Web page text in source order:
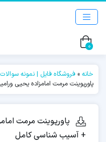
0
خانه » فروشگاه فایل | نمونه
پاورپوینت مرمت امامزاده یحیی ورامین | 55 اسلاید + آسیب
+ آسیب شناسی کامل